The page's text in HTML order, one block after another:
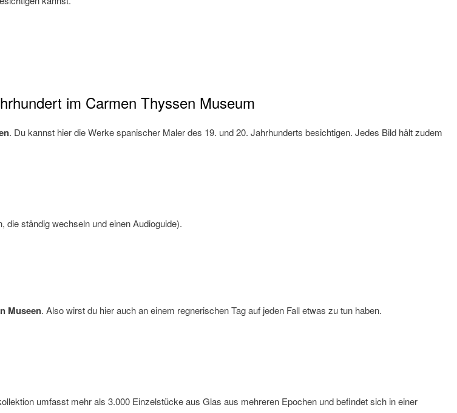
im Carmen Thyssen Museum
. Du kannst hier die Werke spanischer Maler des 19. und 20. Jahrhunderts besichtigen. Jedes Bild hält zudem
ständig wechseln und einen Audioguide).
Museen. Also wirst du hier auch an einem regnerischen Tag auf jeden Fall etwas zu tun haben.
umfasst mehr als 3.000 Einzelstücke aus Glas aus mehreren Epochen und befindet sich in einer